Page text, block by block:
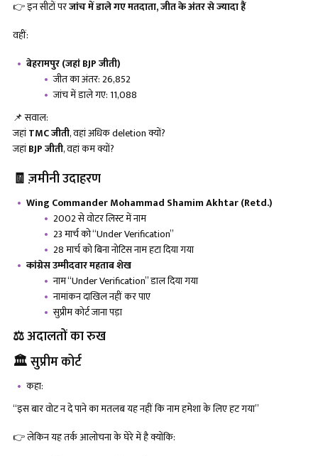
👉 इन सीटों परजांच में डाले गए मतदाता, जीत के अंतर से ज्यादा हैं
वहीं:
बेहरामपुर (जहांBJP जीती)
जीत का अंतर: 26,852
जांच में डाले गए: 11,088
📌 सवाल:
जहांTMC जीती, वहां अधिक deletion क्यों?
जहांBJP जीती, वहां कम क्यों?
🧾 ज़मीनी उदाहरण
Wing Commander Mohammad Shamim Akhtar (Retd.)
2002 से वोटर लिस्ट में नाम
23 मार्च को “Under Verification”
28 मार्च को बिना नोटिस नाम हटा दिया गया
कांग्रेस उम्मीदवार महताब शेख
नाम “Under Verification” डाल दिया गया
नामांकन दाखिल नहीं कर पाए
सुप्रीम कोर्ट जाना पड़ा
⚖️ अदालतों का रुख
🏛️ सुप्रीम कोर्ट
कहा:
“इस बार वोट न दे पाने का मतलब यह नहीं कि नाम हमेशा के लिए हट गया”
👉 लेकिन यह तर्क आलोचना के घेरे में है क्योंकि: